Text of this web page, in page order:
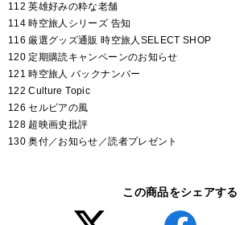
112 英雄好みの粋な老舗
114 時空旅人シリーズ 告知
116 厳選グッズ通販 時空旅人SELECT SHOP
120 定期購読キャンペーンのお知らせ
121 時空旅人 バックナンバー
122 Culture Topic
126 セルビアの風
128 超映画史批評
130 奥付／お知らせ／読者プレゼント
この商品をシェアする